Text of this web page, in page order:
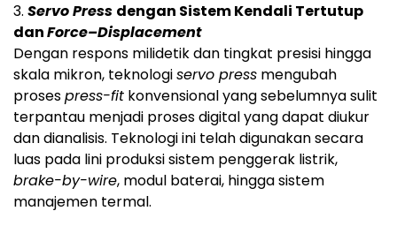
3. Servo Press dengan Sistem Kendali Tertutup
danForce–Displacement
Dengan respons milidetik dan tingkat presisi hingga
skala mikron, teknologiservo press mengubah
prosespress-fit konvensional yang sebelumnya sulit
terpantau menjadi proses digital yang dapat diukur
dan dianalisis. Teknologi ini telah digunakan secara
luas pada lini produksi sistem penggerak listrik,
brake-by-wire, modul baterai, hingga sistem
manajemen termal.